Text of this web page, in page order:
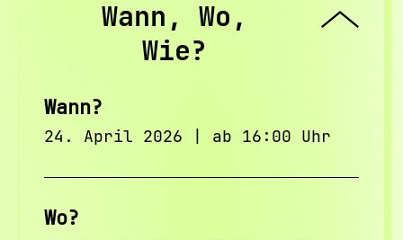
Wann, Wo,
Wie?
Wann?
24. April 2026 | ab 16:00 Uhr
Wo?